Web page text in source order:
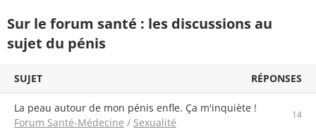
Sur le forum santé : les discussions au
sujet du pénis
SUJET RÉPONSES
La peau autour de mon pénis enfle. Ça m'inquiète !
Forum Santé-Médecine / Sexualité
14